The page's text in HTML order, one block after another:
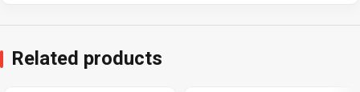
Related products